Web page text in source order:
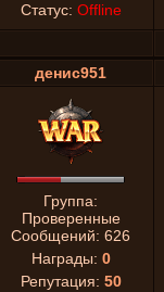
Статус: Offline
денис951
Группа:
Проверенные
Сообщений: 626
Награды: 0
Репутация: 50